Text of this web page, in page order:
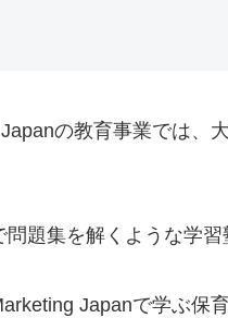
の教育事業では、
題集を解くような学
Japanで学ぶ保